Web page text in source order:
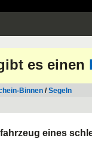
es einen
Binnen /Segeln
eines